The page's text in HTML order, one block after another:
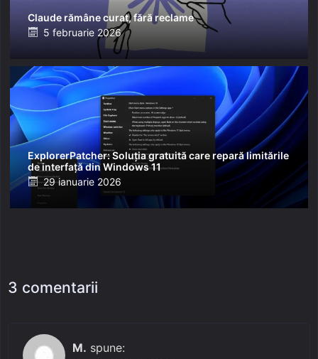
Claude rămâne curat, fără reclame
Posted
5 februarie 2026
ExplorerPatcher: Soluția gratuită care repară limitările
de interfață din Windows 11
Posted
on
29 ianuarie 2026
3 comentarii
M. spune: